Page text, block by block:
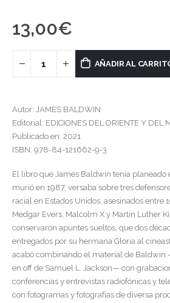
13,00€
AÑADIR AL
Autor: JAMES BALDWIN
Editorial: EDICIONES DEL ORIENTE Y DEL
Publicado en: 2021
ISBN: 978-84-121662-9-3
El libro que James Baldwin tenía planeado
murió en 1987, versaba sobre tres
racial en Estados Unidos, asesinados entre
Medgar Evers, Malcolm X y Martin Luther
conservaron apuntes sueltos, que dos
entregados por su hermana Gloria al
acabó combinando el material de Baldwin
en off de Samuel L. Jackson— con
conferencias y entrevistas radiofónicas y
con fotogramas y fotografías de diversa